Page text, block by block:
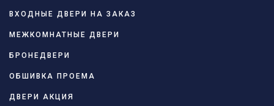
ВХОДНЫЕ ДВЕРИ НА ЗАКАЗ
МЕЖКОМНАТНЫЕ ДВЕРИ
БРОНЕДВЕРИ
ОБШИВКА ПРОЕМА
ДВЕРИ АКЦИЯ